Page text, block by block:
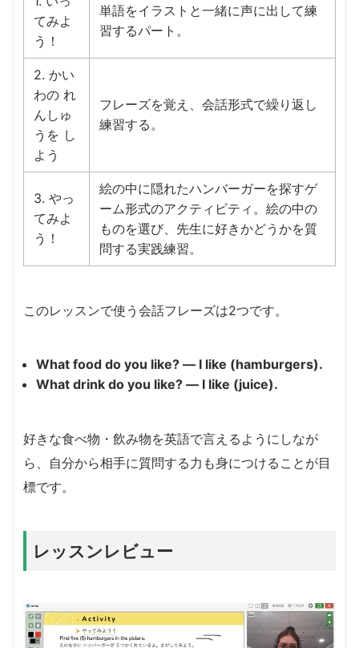
てみよ
う！
単語をイラストと一緒に声に出して練
習するパート。
2. かい
わの れ
んしゅ
うを し
よう
フレーズを覚え、会話形式で繰り返し
練習する。
3. やっ
てみよ
う！
絵の中に隠れたハンバーガーを探すゲ
ーム形式のアクティビティ。絵の中の
ものを選び、先生に好きかどうかを質
問する実践練習。
このレッスンで使う会話フレーズは2つです。
What food do you like? — I like (hamburgers).
What drink do you like? — I like (juice).
好きな食べ物・飲み物を英語で言えるようにしなが
ら、自分から相手に質問する力も身につけることが目
標です。
レッスンレビュー